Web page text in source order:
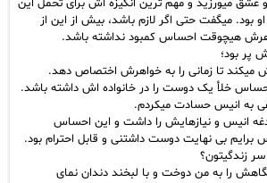
عشق میورزید و مهم ترین انگیزه اش برای تحمل این
بود. میگفت حتی اگر لازم باشد، بیش از این از
هیچوقت احساس کمبود نداشته باشد.
پر بود؛
میکند تا زمانی را به خواهرش اختصاص دهد.
خلأ یک دوست را در خانواده اش داشته باشد.
به انیس حسادت میکردم.
انیس و نیازهایش را داشت و این احساس
بی نهایت دوست داشتنی و قابل احترام بود.
سر زندگیتون؟
را به من دوخت و با لبخند دندان نمای